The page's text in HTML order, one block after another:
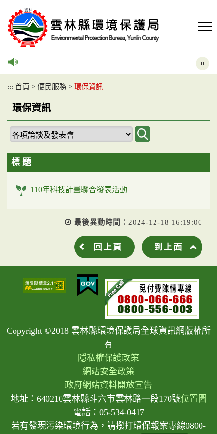
::: 首頁 > 便民服務 > 環保資訊
環保資訊
標 題
110年科技計畫聯合發表活動
最後異動時間： 2024-12-18 16:19:00
回上頁 到上面
Copyright ©2018 雲林縣環境保護局全球資訊網版權所
有
隱私權保護政策
網站安全政策
政府網站資料開放宣告
地址：640210雲林縣斗六市雲林路一段170號位置圖
電話：05-534-0417
若有發現污染環境行為，請撥打環保報案專線0800-